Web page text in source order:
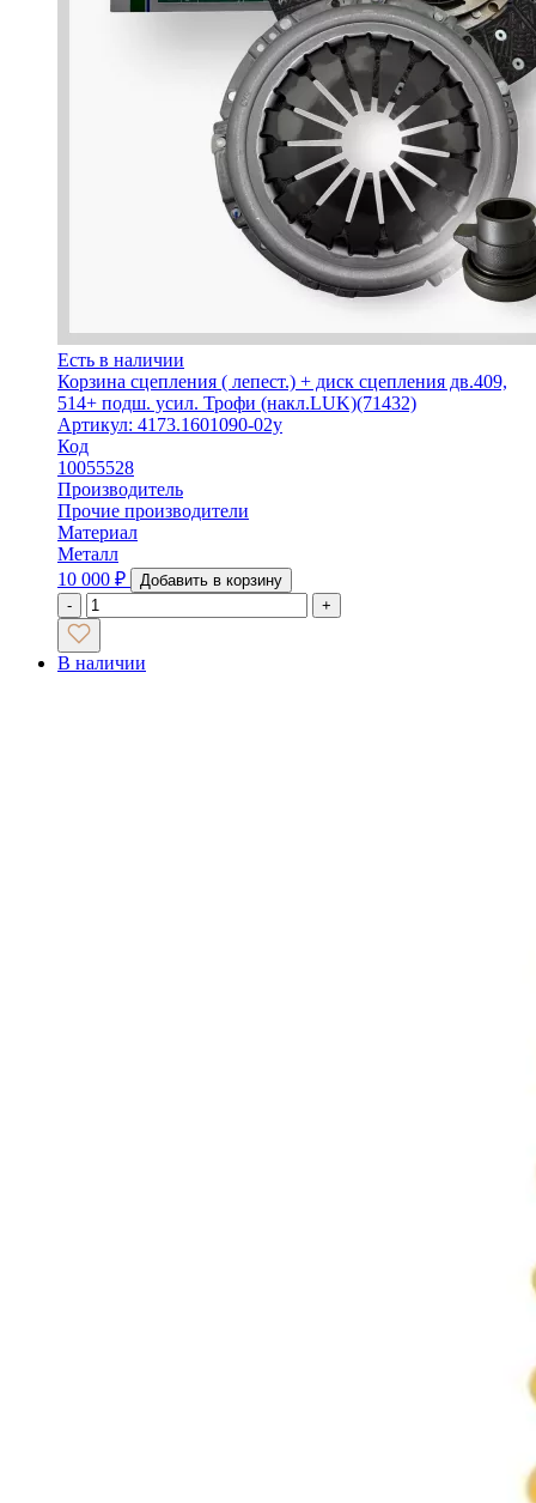
Есть в наличии
Корзина сцепления ( лепест.) + диск сцепления дв.409,
514+ подш. усил. Трофи (накл.LUK)(71432)
Артикул: 4173.1601090-02у
Код
10055528
Производитель
Прочие производители
Материал
Металл
10 000 ₽
Добавить в корзину
-
+
В наличии